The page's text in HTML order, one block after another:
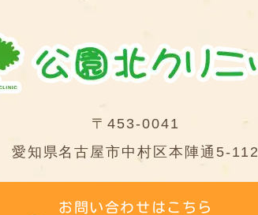
〒453-0041
愛知県名古屋市中村区本陣通5-112
お問い合わせはこちら